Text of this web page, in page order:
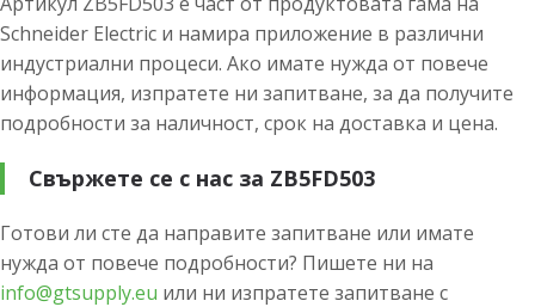
Schneider Electric и намира приложение в различни
индустриални процеси. Ако имате нужда от повече
информация, изпратете ни запитване, за да получите
подробности за наличност, срок на доставка и цена.
Свържете се с нас за ZB5FD503
Готови ли сте да направите запитване или имате
нужда от повече подробности? Пишете ни на
info@gtsupply.eu или ни изпратете запитване с